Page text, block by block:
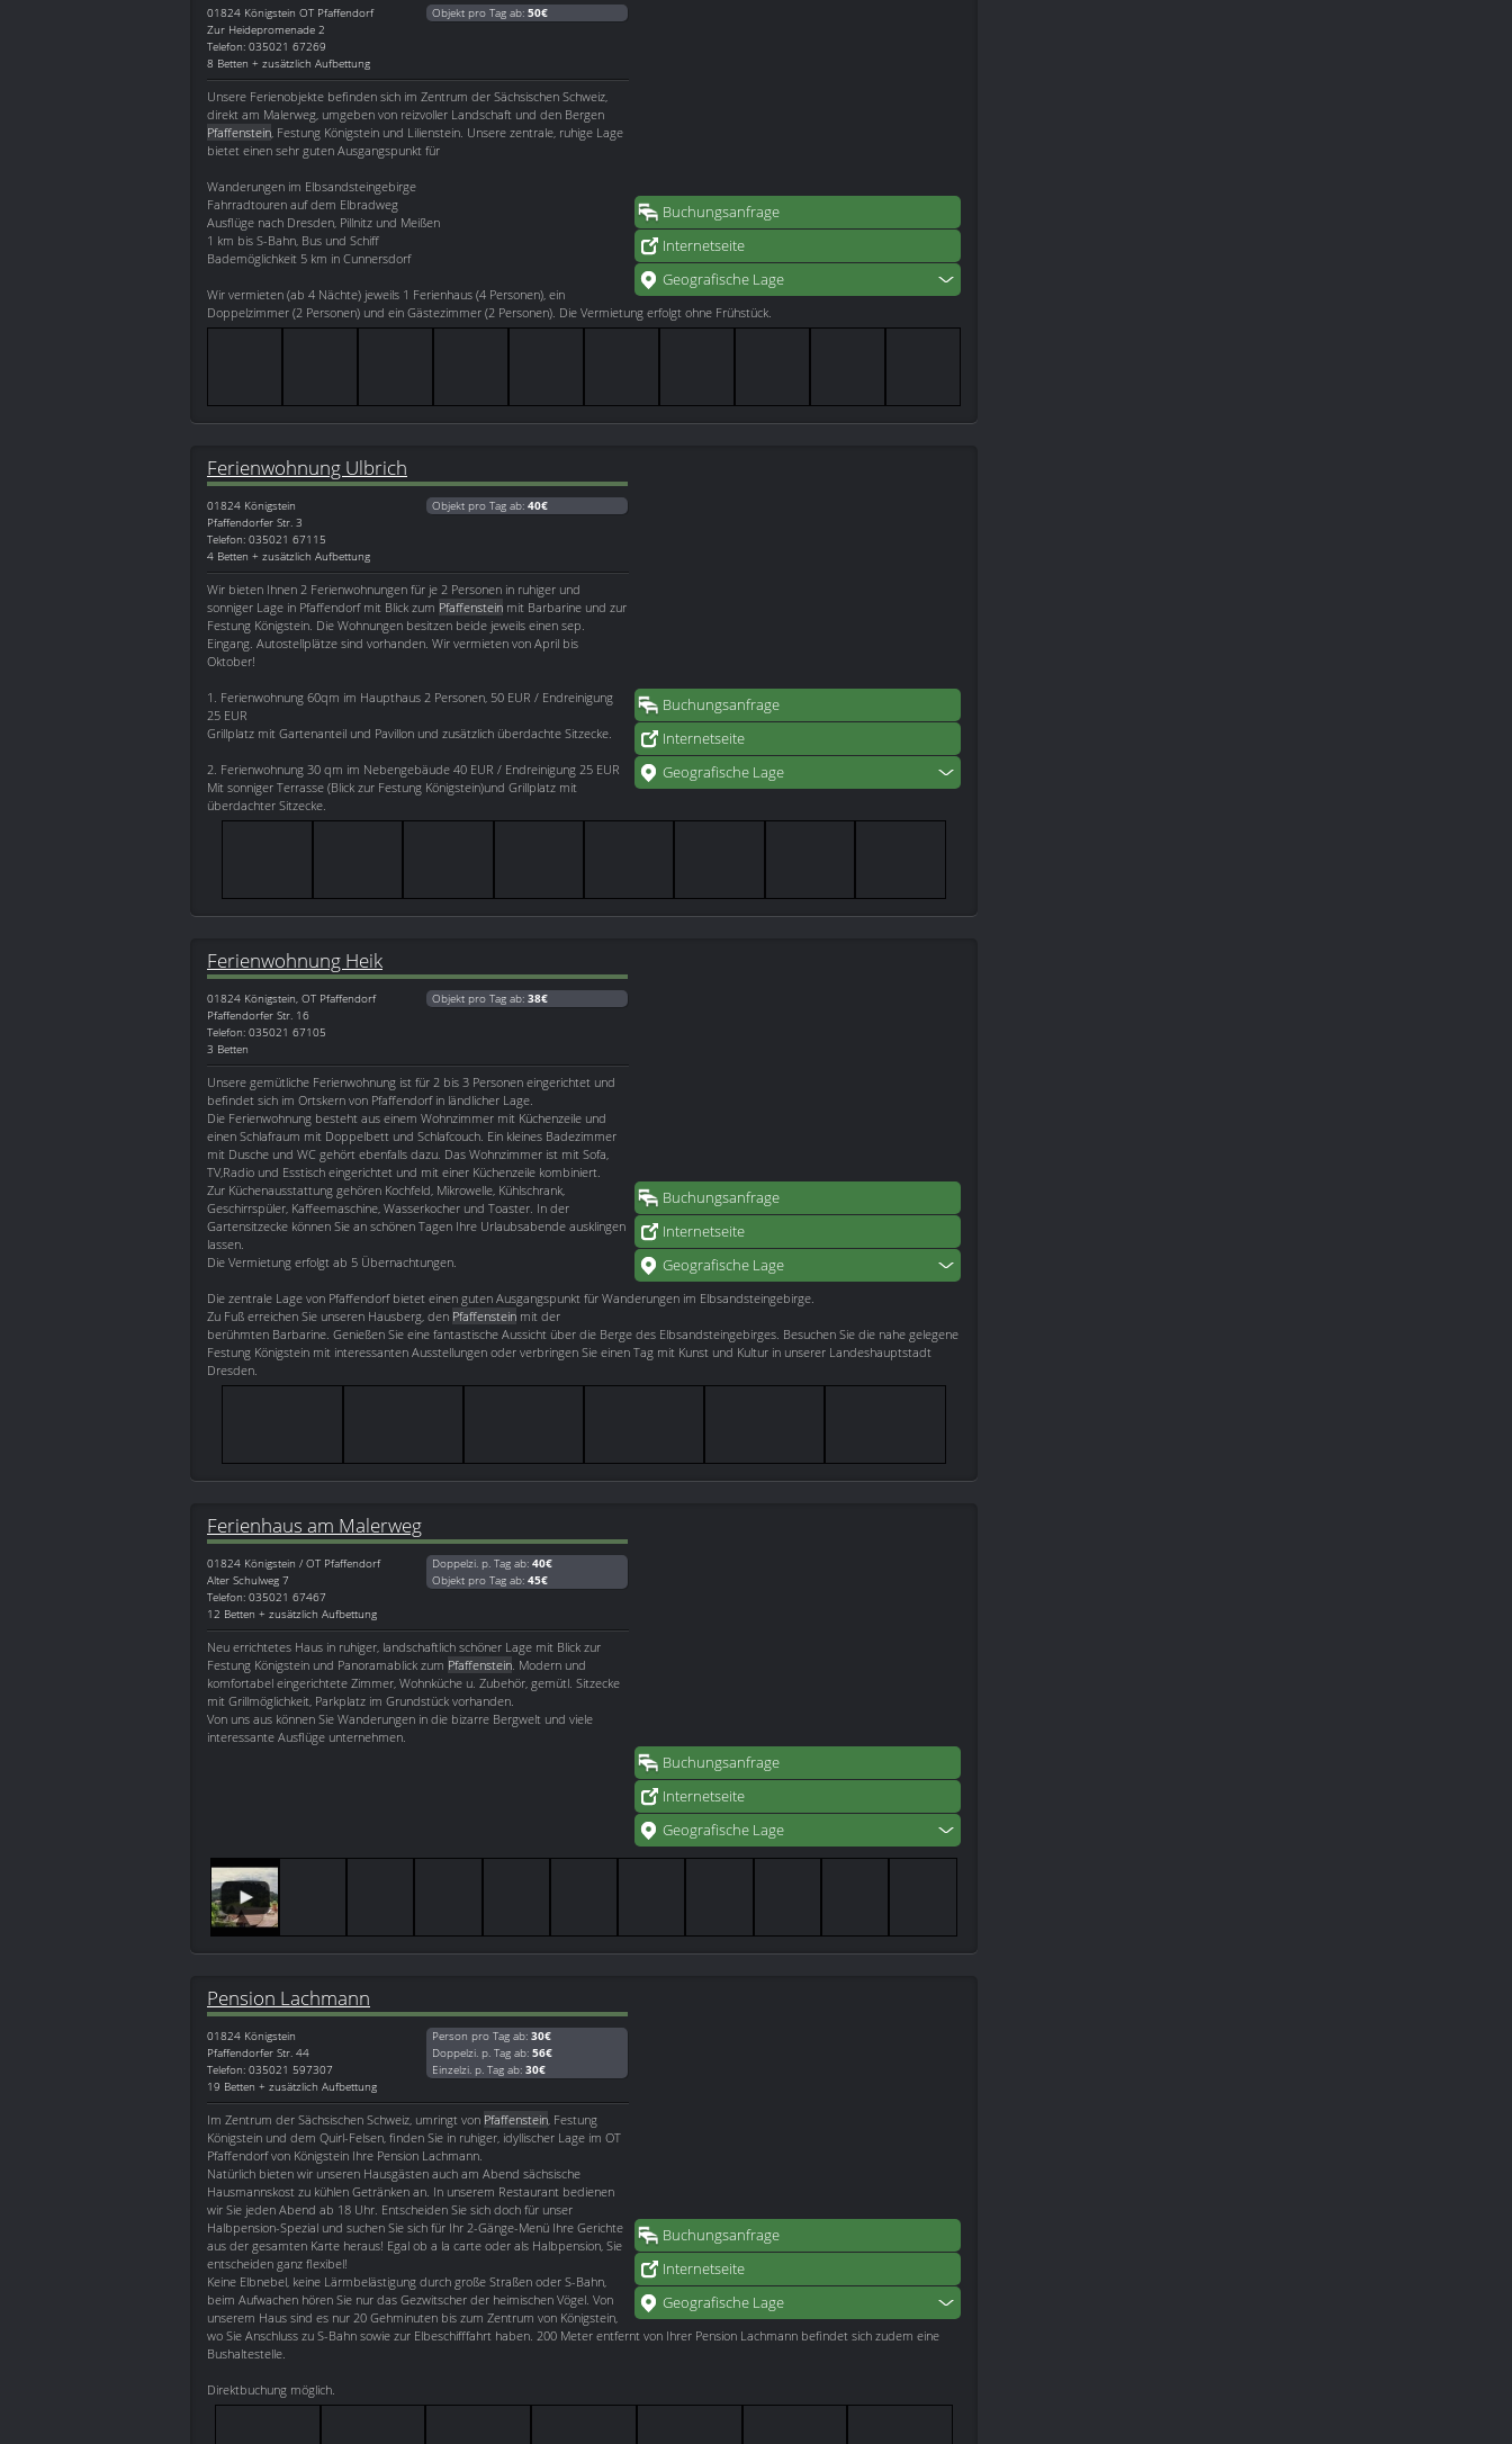
Buchungsanfrage
Internetseite
Geografische Lage
01824 Königstein OT Pfaffendorf
Zur Heidepromenade 2
Telefon: 035021 67269
8 Betten + zusätzlich Aufbettung
Objekt pro Tag ab: 50€
Unsere Ferienobjekte befinden sich im Zentrum der Sächsischen Schweiz,
direkt am Malerweg, umgeben von reizvoller Landschaft und den Bergen
Pfaffenstein, Festung Königstein und Lilienstein. Unsere zentrale, ruhige Lage
bietet einen sehr guten Ausgangspunkt für
Wanderungen im Elbsandsteingebirge
Fahrradtouren auf dem Elbradweg
Ausflüge nach Dresden, Pillnitz und Meißen
1 km bis S-Bahn, Bus und Schiff
Bademöglichkeit 5 km in Cunnersdorf
Wir vermieten (ab 4 Nächte) jeweils 1 Ferienhaus (4 Personen), ein
Doppelzimmer (2 Personen) und ein Gästezimmer (2 Personen). Die Vermietung erfolgt ohne Frühstück.
Buchungsanfrage
Internetseite
Geografische Lage
Ferienwohnung Ulbrich
01824 Königstein
Pfaffendorfer Str. 3
Telefon: 035021 67115
4 Betten + zusätzlich Aufbettung
Objekt pro Tag ab: 40€
Wir bieten Ihnen 2 Ferienwohnungen für je 2 Personen in ruhiger und
sonniger Lage in Pfaffendorf mit Blick zum Pfaffenstein mit Barbarine und zur
Festung Königstein. Die Wohnungen besitzen beide jeweils einen sep.
Eingang. Autostellplätze sind vorhanden. Wir vermieten von April bis
Oktober!
1. Ferienwohnung 60qm im Haupthaus 2 Personen, 50 EUR / Endreinigung
25 EUR
Grillplatz mit Gartenanteil und Pavillon und zusätzlich überdachte Sitzecke.
2. Ferienwohnung 30 qm im Nebengebäude 40 EUR / Endreinigung 25 EUR
Mit sonniger Terrasse (Blick zur Festung Königstein)und Grillplatz mit
überdachter Sitzecke.
Buchungsanfrage
Internetseite
Geografische Lage
Ferienwohnung Heik
01824 Königstein, OT Pfaffendorf
Pfaffendorfer Str. 16
Telefon: 035021 67105
3 Betten
Objekt pro Tag ab: 38€
Unsere gemütliche Ferienwohnung ist für 2 bis 3 Personen eingerichtet und
befindet sich im Ortskern von Pfaffendorf in ländlicher Lage.
Die Ferienwohnung besteht aus einem Wohnzimmer mit Küchenzeile und
einen Schlafraum mit Doppelbett und Schlafcouch. Ein kleines Badezimmer
mit Dusche und WC gehört ebenfalls dazu. Das Wohnzimmer ist mit Sofa,
TV,Radio und Esstisch eingerichtet und mit einer Küchenzeile kombiniert.
Zur Küchenausstattung gehören Kochfeld, Mikrowelle, Kühlschrank,
Geschirrspüler, Kaffeemaschine, Wasserkocher und Toaster. In der
Gartensitzecke können Sie an schönen Tagen Ihre Urlaubsabende ausklingen
lassen.
Die Vermietung erfolgt ab 5 Übernachtungen.
Die zentrale Lage von Pfaffendorf bietet einen guten Ausgangspunkt für Wanderungen im Elbsandsteingebirge.
Zu Fuß erreichen Sie unseren Hausberg, den Pfaffenstein mit der
berühmten Barbarine. Genießen Sie eine fantastische Aussicht über die Berge des Elbsandsteingebirges. Besuchen Sie die nahe gelegene
Festung Königstein mit interessanten Ausstellungen oder verbringen Sie einen Tag mit Kunst und Kultur in unserer Landeshauptstadt
Dresden.
Buchungsanfrage
Internetseite
Geografische Lage
Ferienhaus am Malerweg
01824 Königstein / OT Pfaffendorf
Alter Schulweg 7
Telefon: 035021 67467
12 Betten + zusätzlich Aufbettung
Doppelzi. p. Tag ab: 40€
Objekt pro Tag ab: 45€
Neu errichtetes Haus in ruhiger, landschaftlich schöner Lage mit Blick zur
Festung Königstein und Panoramablick zum Pfaffenstein. Modern und
komfortabel eingerichtete Zimmer, Wohnküche u. Zubehör, gemütl. Sitzecke
mit Grillmöglichkeit, Parkplatz im Grundstück vorhanden.
Von uns aus können Sie Wanderungen in die bizarre Bergwelt und viele
interessante Ausflüge unternehmen.
Buchungsanfrage
Internetseite
Geografische Lage
Pension Lachmann
01824 Königstein
Pfaffendorfer Str. 44
Telefon: 035021 597307
19 Betten + zusätzlich Aufbettung
Person pro Tag ab: 30€
Doppelzi. p. Tag ab: 56€
Einzelzi. p. Tag ab: 30€
Im Zentrum der Sächsischen Schweiz, umringt von Pfaffenstein, Festung
Königstein und dem Quirl-Felsen, finden Sie in ruhiger, idyllischer Lage im OT
Pfaffendorf von Königstein Ihre Pension Lachmann.
Natürlich bieten wir unseren Hausgästen auch am Abend sächsische
Hausmannskost zu kühlen Getränken an. In unserem Restaurant bedienen
wir Sie jeden Abend ab 18 Uhr. Entscheiden Sie sich doch für unser
Halbpension-Spezial und suchen Sie sich für Ihr 2-Gänge-Menü Ihre Gerichte
aus der gesamten Karte heraus! Egal ob a la carte oder als Halbpension, Sie
entscheiden ganz flexibel!
Keine Elbnebel, keine Lärmbelästigung durch große Straßen oder S-Bahn,
beim Aufwachen hören Sie nur das Gezwitscher der heimischen Vögel. Von
unserem Haus sind es nur 20 Gehminuten bis zum Zentrum von Königstein,
wo Sie Anschluss zu S-Bahn sowie zur Elbeschifffahrt haben. 200 Meter entfernt von Ihrer Pension Lachmann befindet sich zudem eine
Bushaltestelle.
Direktbuchung möglich.